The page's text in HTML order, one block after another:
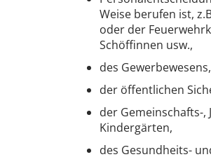
Weise berufen ist,
oder der
Schöffinnen usw.,
des Gewerbewesens,
der öffentlichen
der Gemeinschafts-,
Kindergärten,
des Gesundheits-